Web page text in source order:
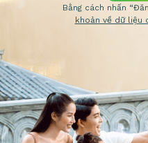
Bằng cách nhấn
khoản về dữ liệu